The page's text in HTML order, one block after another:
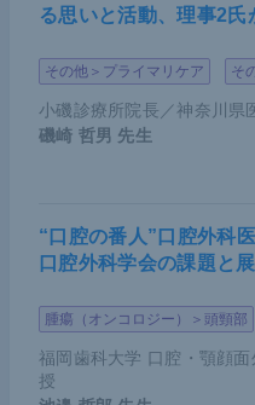
などの進歩によって、
振り返れば、1960年代
肢がなかったが、1980
助化学療法が登場した
とで、外科手術単独で
歩により、薬剤の組み
胃がんが出てくるかも
流れのなかで、外科医
る思いと活動、理事2氏
その他＞プライマリケア そ
小磯診療所院長／神奈川県
磯崎 哲男 先生
“口腔の番人”口腔外科
口腔外科学会の課題と
腫瘍（オンコロジー）＞頭頸部
福岡歯科大学 口腔・顎顔
授